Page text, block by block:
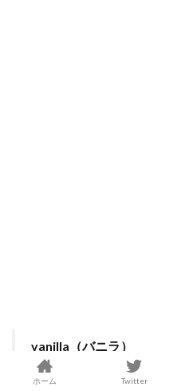
vanilla（バニラ）
ホーム Twitter